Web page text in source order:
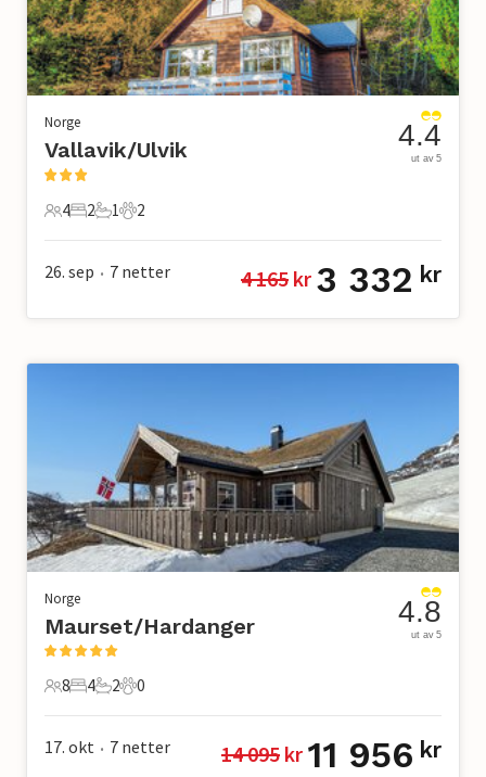
Norge
Vallavik/Ulvik
4 Gjester
4
2 Soverom
2
1 Bad
1
2 Kjæledyr
2
4.4
ut av 5
26. sep • 7 netter 4 165 kr 3 332 kr
Norge
Maurset/Hardanger
8 Gjester
8
4 Soverom
4
2 Bad
2
0 Kjæledyr
0
4.8
ut av 5
17. okt • 7 netter 14 095 kr 11 956 kr